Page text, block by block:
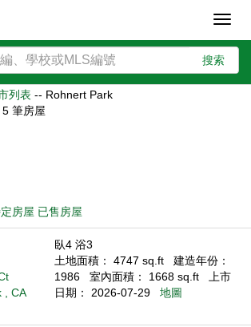
搜索
列表 -- Rohnert Park
5 筆房屋
房屋 已售房屋
, CA
臥4 浴3
土地面積： 4747 sq.ft
建造年份：
1986
室內面積： 1668 sq.ft
上市
日期： 2026-07-29
地圖